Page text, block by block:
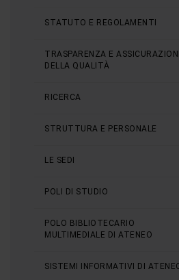
STATUTO E REGOLAMENTI
TRASPARENZA E
DELLA QUALITÀ
RICERCA
STRUTTURA E PERSONALE
LE SEDI
POLI DI STUDIO
POLO BIBLIOTECARIO
MULTIMEDIALE DI ATENEO
SISTEMI INFORMATIVI DI